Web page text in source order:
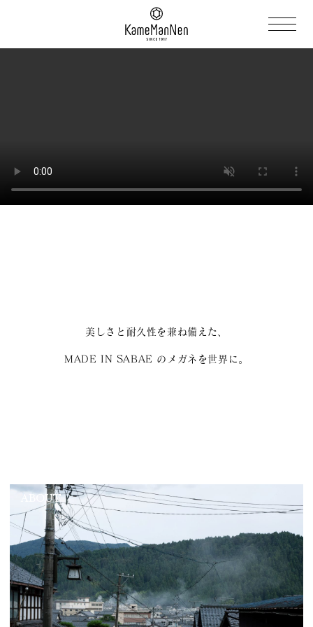
美しさと耐久性を兼ね備えた、
MADE IN SABAE のメガネを世界に。
ABOUT